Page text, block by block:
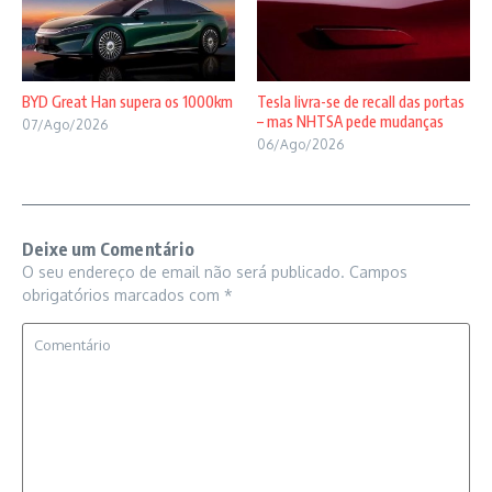
BYD Great Han supera os 1000km
07/Ago/2026
Tesla livra-se de recall das portas
– mas NHTSA pede mudanças
06/Ago/2026
Deixe um Comentário
O seu endereço de email não será publicado. Campos
obrigatórios marcados com *